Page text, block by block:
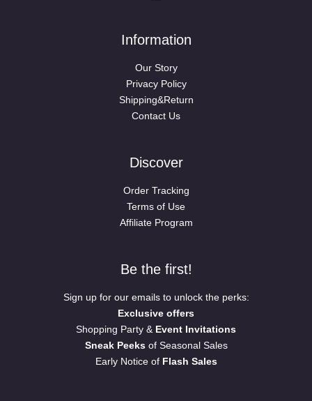
Information
Our Story
Privacy Policy
Shipping&Return
Contact Us
Discover
Order Tracking
Terms of Use
Affiliate Program
Be the first!
Sign up for our emails to unlock the perks:
Exclusive offers
Shopping Party & Event Invitations
Sneak Peeksof Seasonal Sales
Early Notice of Flash Sales